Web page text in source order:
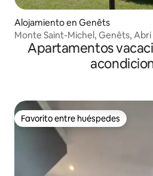
Alojamiento en Genêts
Monte Saint-Michel, Genêts,
Apartamentos
Favorito entre huéspedes
Favorito entre huéspedes